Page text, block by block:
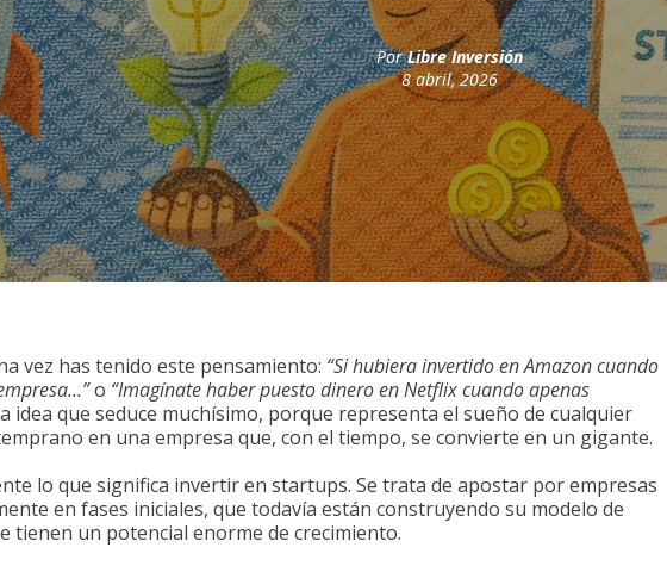
PorLibre Inversión
8 abril, 2026
vez has tenido este pensamiento: “Si hubiera invertido en Amazon cuando
o “Imagínate haber puesto dinero en Netflix cuando apenas
idea que seduce muchísimo, porque representa el sueño de cualquier
en una empresa que, con el tiempo, se convierte en un gigante.
lo que significa invertir en startups. Se trata de apostar por empresas
en fases iniciales, que todavía están construyendo su modelo de
tienen un potencial enorme de crecimiento.